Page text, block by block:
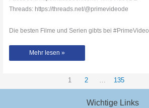
Threads: https://threads.net/@primevideode
Die besten Filme und Serien gibts bei #PrimeVideo
dieser
moment
#MyFaultLondon
Mehr lesen »
1 2 … 135
Wichtige Links